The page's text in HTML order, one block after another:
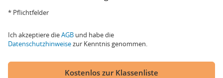
* Pflichtfelder
Ich akzeptiere dieAGB und habe die
Datenschutzhinweisezur Kenntnis genommen.
Kostenlos zur Klassenliste